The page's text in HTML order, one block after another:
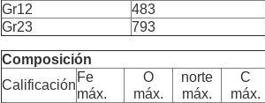
Gr12
483
Gr23
793
Composición
Calificación
Fe
máx.
O
máx.
norte
máx.
C
máx.